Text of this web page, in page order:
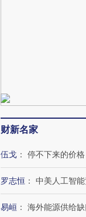
财新名家
伍戈 ： 停不下来的价格
罗志恒 ： 中美人工智
易峘 ： 海外能源供给